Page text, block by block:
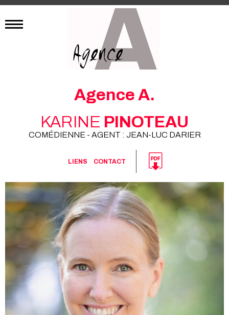
Agence A.
KARINE PINOTEAU
COMÉDIENNE - AGENT : JEAN-LUC DARIER
LIENS CONTACT